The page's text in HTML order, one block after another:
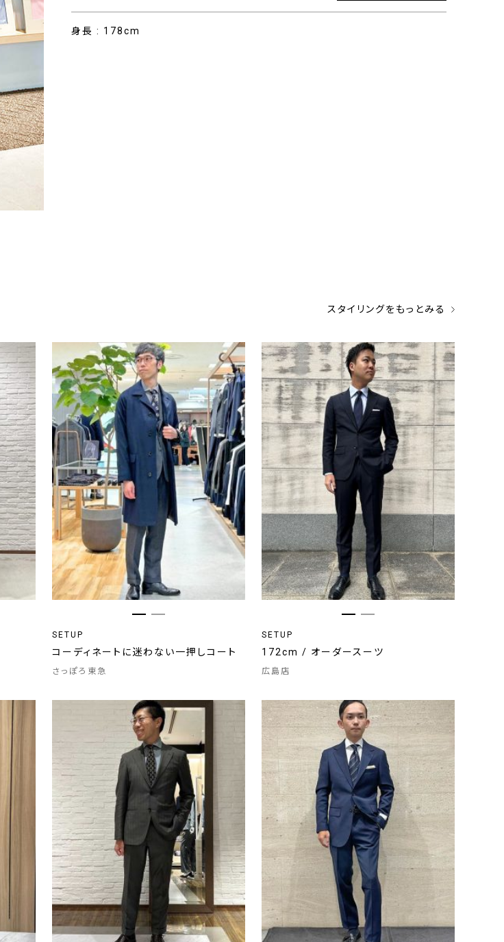
身長 : 178cm
スタイリングをもっとみる
SETUP
コーディネートに迷わない一押しコート
さっぽろ東急
SETUP
172cm / オーダースーツ
広島店